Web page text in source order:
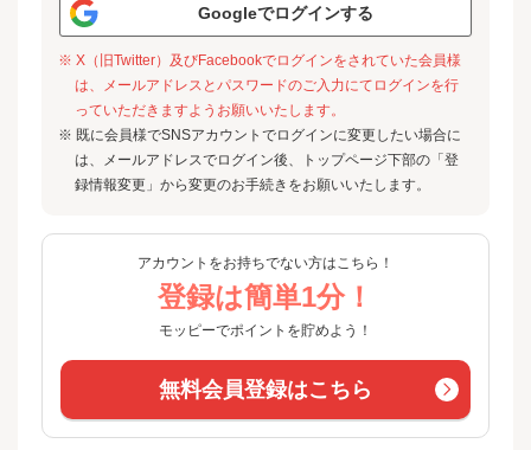
Googleでログインする
※ X（旧Twitter）及びFacebookでログインをされていた会員様
は、メールアドレスとパスワードのご入力にてログインを行
っていただきますようお願いいたします。
※ 既に会員様でSNSアカウントでログインに変更したい場合に
は、メールアドレスでログイン後、トップページ下部の「登
録情報変更」から変更のお手続きをお願いいたします。
アカウントをお持ちでない方はこちら！
登録は簡単1分！
モッピーでポイントを貯めよう！
無料会員登録はこちら